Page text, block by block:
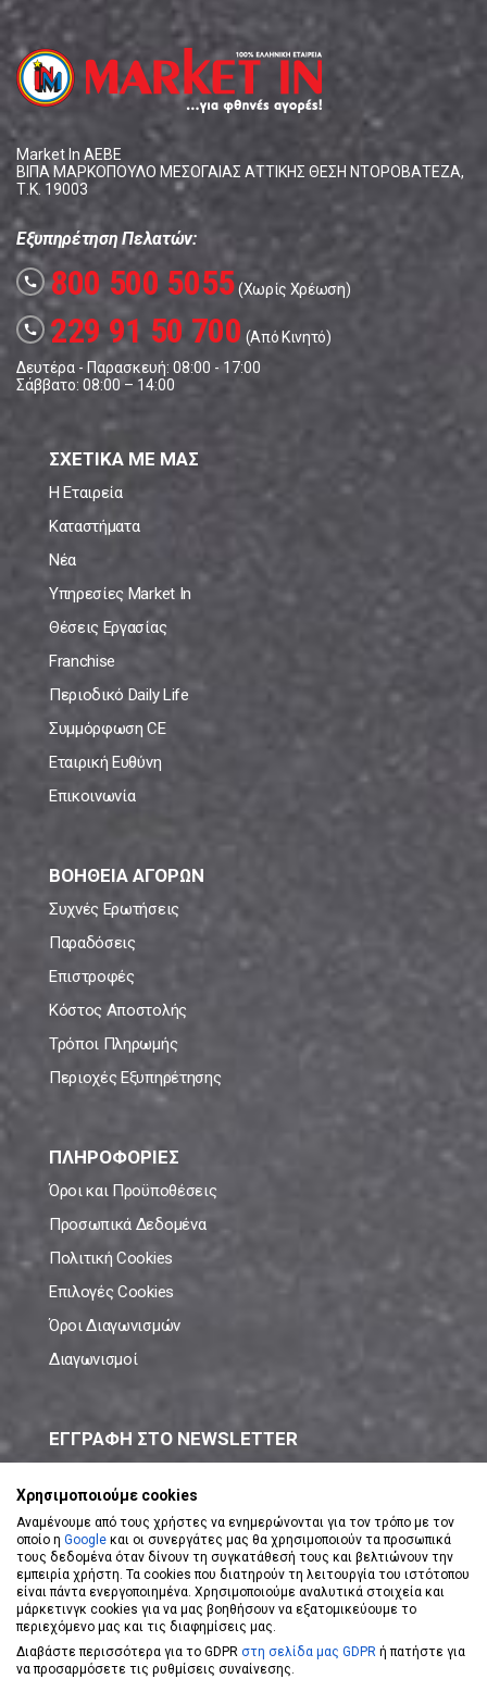
Market In ΑΕΒΕ
ΒΙΠΑ ΜΑΡΚΟΠΟΥΛΟ ΜΕΣΟΓΑΙΑΣ ΑΤΤΙΚΗΣ ΘΕΣΗ ΝΤΟΡΟΒΑΤΕΖΑ,
Τ.Κ. 19003
Εξυπηρέτηση Πελατών:
call 800 500 5055(Χωρίς Χρέωση)
call 229 91 50 700 (Από Κινητό)
Δευτέρα - Παρασκευή: 08:00 - 17:00
Σάββατο: 08:00 – 14:00
ΣΧΕΤΙΚΑ ΜΕ ΜΑΣ
Η Εταιρεία
Καταστήματα
Νέα
Υπηρεσίες Market In
Θέσεις Εργασίας
Franchise
Περιοδικό Daily Life
Συμμόρφωση CE
Εταιρική Ευθύνη
Επικοινωνία
ΒΟΗΘΕΙΑ ΑΓΟΡΩΝ
Συχνές Ερωτήσεις
Παραδόσεις
Επιστροφές
Κόστος Αποστολής
Τρόποι Πληρωμής
Περιοχές Εξυπηρέτησης
ΠΛΗΡΟΦΟΡΙΕΣ
Όροι και Προϋποθέσεις
Προσωπικά Δεδομένα
Πολιτική Cookies
Επιλογές Cookies
Όροι Διαγωνισμών
Διαγωνισμοί
ΕΓΓΡΑΦΗ ΣΤΟ NEWSLETTER
ΕΓΓΡΑΦΗ ΣΤΟ NEWSLETTER
Αποδέχομαι τουςΌρους Χρήσης
Χρησιμοποιούμε cookies
Αναμένουμε από τους χρήστες να ενημερώνονται για τον τρόπο με τον
οποίο η Google και οι συνεργάτες μας θα χρησιμοποιούν τα προσωπικά
τους δεδομένα όταν δίνουν τη συγκατάθεσή τους και βελτιώνουν την
εμπειρία χρήστη. Τα cookies που διατηρούν τη λειτουργία του ιστότοπου
είναι πάντα ενεργοποιημένα. Χρησιμοποιούμε αναλυτικά στοιχεία και
μάρκετινγκ cookies για να μας βοηθήσουν να εξατομικεύουμε το
περιεχόμενο μας και τις διαφημίσεις μας.
Διαβάστε περισσότερα για το GDPR στη σελίδα μας GDPR ή πατήστε για
να προσαρμόσετε τις ρυθμίσεις συναίνεσης.